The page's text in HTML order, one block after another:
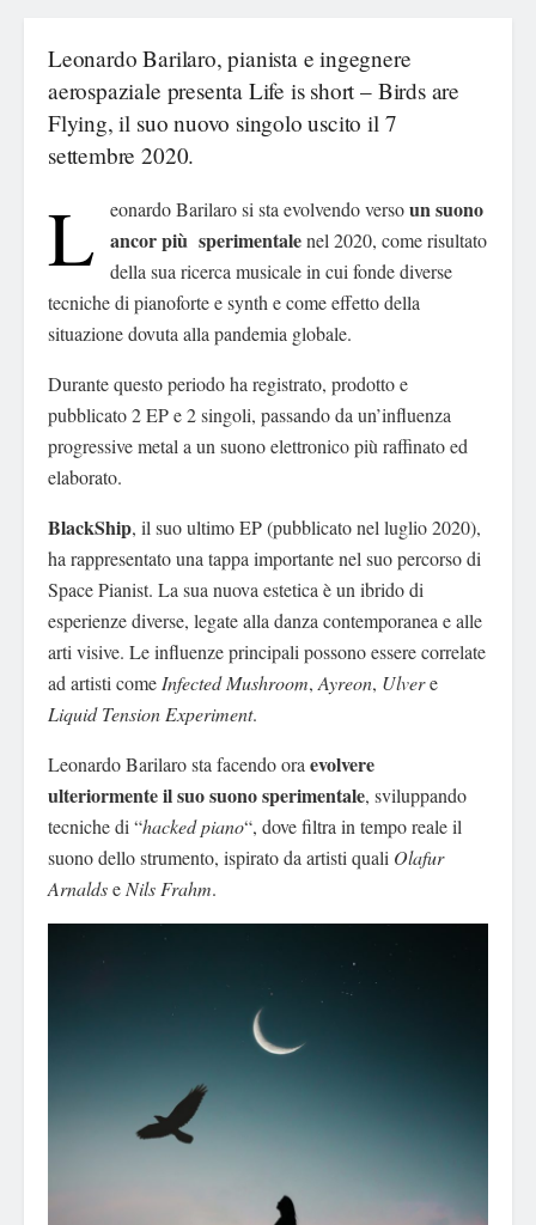
Leonardo Barilaro, pianista e ingegnere
aerospaziale presenta Life is short – Birds are
Flying, il suo nuovo singolo uscito il 7
settembre 2020.
L eonardo Barilaro si sta evolvendo versoun suono
ancor più sperimentalenel 2020, come risultato
della sua ricerca musicale in cui fonde diverse
tecniche di pianoforte e synth e come effetto della
situazione dovuta alla pandemia globale.
Durante questo periodo ha registrato, prodotto e
pubblicato 2 EP e 2 singoli, passando da un’influenza
progressive metal a un suono elettronico più raffinato ed
elaborato.
BlackShip, il suo ultimo EP (pubblicato nel luglio 2020),
ha rappresentato una tappa importante nel suo percorso di
Space Pianist. La sua nuova estetica è un ibrido di
esperienze diverse, legate alla danza contemporanea e alle
arti visive. Le influenze principali possono essere correlate
ad artisti come Infected Mushroom, Ayreon, Ulvere
Liquid Tension Experiment.
Leonardo Barilaro sta facendo ora evolvere
ulteriormente il suo suono sperimentale, sviluppando
tecniche di “hacked piano“, dove filtra in tempo reale il
suono dello strumento, ispirato da artisti quali Olafur
Arnaldse Nils Frahm.